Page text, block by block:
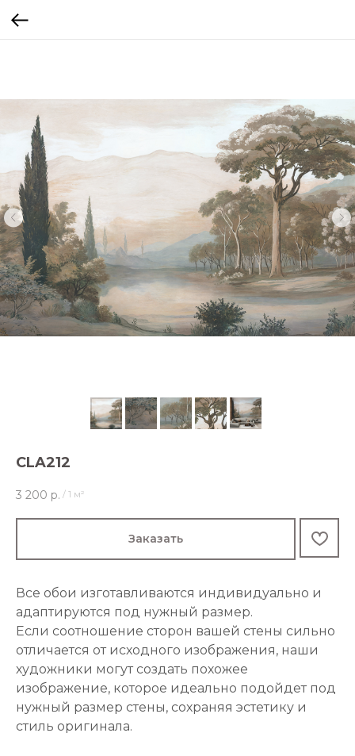
CLA212
3 200 р. / 1 м²
Заказать
Все обои изготавливаются индивидуально и
адаптируются под нужный размер.
Если соотношение сторон вашей стены сильно
отличается от исходного изображения, наши
художники могут создать похожее
изображение, которое идеально подойдет под
нужный размер стены, сохраняя эстетику и
стиль оригинала.